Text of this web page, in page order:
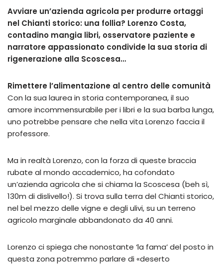
Avviare un’azienda agricola per produrre ortaggi
nel Chianti storico: una follia? Lorenzo Costa,
contadino mangia libri, osservatore paziente e
narratore appassionato condivide la sua storia di
rigenerazione alla Scoscesa…
Rimettere l’alimentazione al centro delle comunità
Con la sua laurea in storia contemporanea, il suo
amore incommensurabile per i libri e la sua barba lunga,
uno potrebbe pensare che nella vita Lorenzo faccia il
professore.
Ma in realtà Lorenzo, con la forza di queste braccia
rubate al mondo accademico, ha cofondato
un’azienda agricola che si chiama la Scoscesa (beh sì,
130m di dislivello!). Si trova sulla terra del Chianti storico,
nel bel mezzo delle vigne e degli ulivi, su un terreno
agricolo marginale abbandonato da 40 anni.
Lorenzo ci spiega che nonostante ‘la fama’ del posto in
questa zona potremmo parlare di «deserto